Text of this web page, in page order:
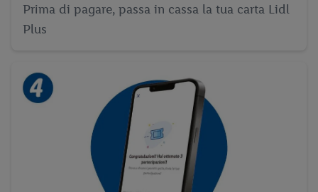
Prima di pagare, passa in cassa la tua carta Lidl
Plus